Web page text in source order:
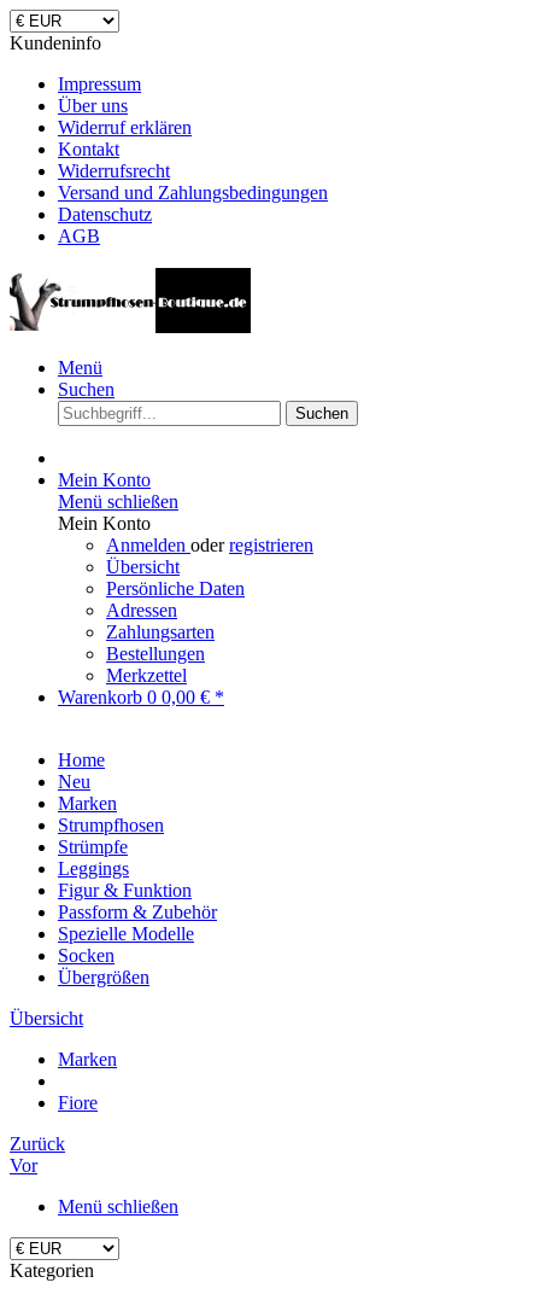
Kundeninfo
Impressum
Über uns
Widerruf erklären
Kontakt
Widerrufsrecht
Versand und Zahlungsbedingungen
Datenschutz
AGB
Menü
Suchen
Suchen
Mein Konto
Menü schließen
Mein Konto
Anmelden oderregistrieren
Übersicht
Persönliche Daten
Adressen
Zahlungsarten
Bestellungen
Merkzettel
Warenkorb 0 0,00 € *
Home
Neu
Marken
Strumpfhosen
Strümpfe
Leggings
Figur & Funktion
Passform & Zubehör
Spezielle Modelle
Socken
Übergrößen
Übersicht
Marken
Fiore
Zurück
Vor
Menü schließen
Kategorien